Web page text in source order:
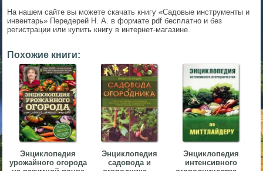
На нашем сайте вы можете скачать книгу «Садовые инструменты и
инвентарь» Передерей Н. А. в формате pdf бесплатно и без
регистрации или купить книгу в интернет-магазине.
Похожие книги:
Энциклопедия
урожайного огорода
Энциклопедия
садовода и
Энциклопедия
интенсивного
▼
▼
▼